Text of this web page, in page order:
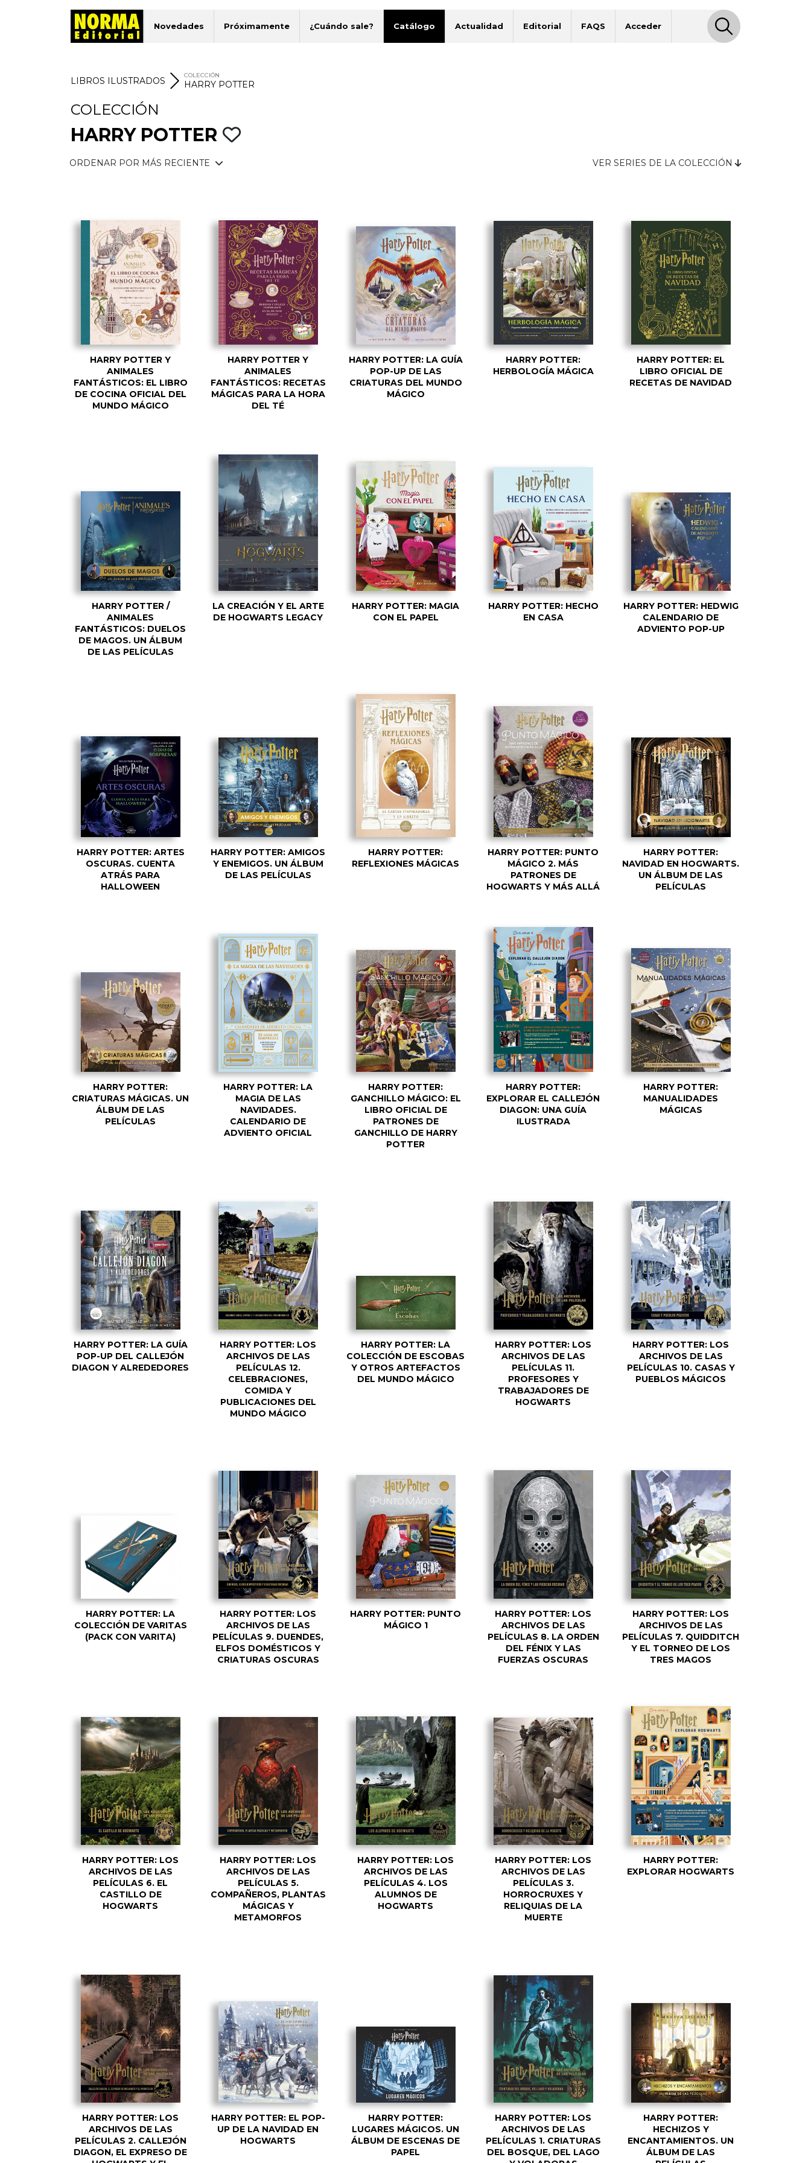
Novedades Próximamente ¿Cuándo sale? Catálogo Actualidad Editorial FAQS Acceder
LIBROS ILUSTRADOS
COLECCIÓN
HARRY POTTER
COLECCIÓN
HARRY POTTER
ORDENAR POR MÁS RECIENTE VER SERIES DE LA COLECCIÓN
HARRY POTTER Y
ANIMALES
FANTÁSTICOS: EL LIBRO
DE COCINA OFICIAL DEL
MUNDO MÁGICO
HARRY POTTER Y
ANIMALES
FANTÁSTICOS: RECETAS
MÁGICAS PARA LA HORA
DEL TÉ
HARRY POTTER: LA GUÍA
POP-UP DE LAS
CRIATURAS DEL MUNDO
MÁGICO
HARRY POTTER:
HERBOLOGÍA MÁGICA
HARRY POTTER: EL
LIBRO OFICIAL DE
RECETAS DE NAVIDAD
HARRY POTTER /
ANIMALES
FANTÁSTICOS: DUELOS
DE MAGOS. UN ÁLBUM
DE LAS PELÍCULAS
LA CREACIÓN Y EL ARTE
DE HOGWARTS LEGACY
HARRY POTTER: MAGIA
CON EL PAPEL
HARRY POTTER: HECHO
EN CASA
HARRY POTTER: HEDWIG
CALENDARIO DE
ADVIENTO POP-UP
HARRY POTTER: ARTES
OSCURAS. CUENTA
ATRÁS PARA
HALLOWEEN
HARRY POTTER: AMIGOS
Y ENEMIGOS. UN ÁLBUM
DE LAS PELÍCULAS
HARRY POTTER:
REFLEXIONES MÁGICAS
HARRY POTTER: PUNTO
MÁGICO 2. MÁS
PATRONES DE
HOGWARTS Y MÁS ALLÁ
HARRY POTTER:
NAVIDAD EN HOGWARTS.
UN ÁLBUM DE LAS
PELÍCULAS
HARRY POTTER:
CRIATURAS MÁGICAS. UN
ÁLBUM DE LAS
PELÍCULAS
HARRY POTTER: LA
MAGIA DE LAS
NAVIDADES.
CALENDARIO DE
ADVIENTO OFICIAL
HARRY POTTER:
GANCHILLO MÁGICO: EL
LIBRO OFICIAL DE
PATRONES DE
GANCHILLO DE HARRY
POTTER
HARRY POTTER:
EXPLORAR EL CALLEJÓN
DIAGON: UNA GUÍA
ILUSTRADA
HARRY POTTER:
MANUALIDADES
MÁGICAS
HARRY POTTER: LA GUÍA
POP-UP DEL CALLEJÓN
DIAGON Y ALREDEDORES
HARRY POTTER: LOS
ARCHIVOS DE LAS
PELÍCULAS 12.
CELEBRACIONES,
COMIDA Y
PUBLICACIONES DEL
MUNDO MÁGICO
HARRY POTTER: LA
COLECCIÓN DE ESCOBAS
Y OTROS ARTEFACTOS
DEL MUNDO MÁGICO
HARRY POTTER: LOS
ARCHIVOS DE LAS
PELÍCULAS 11.
PROFESORES Y
TRABAJADORES DE
HOGWARTS
HARRY POTTER: LOS
ARCHIVOS DE LAS
PELÍCULAS 10. CASAS Y
PUEBLOS MÁGICOS
HARRY POTTER: LA
COLECCIÓN DE VARITAS
(PACK CON VARITA)
HARRY POTTER: LOS
ARCHIVOS DE LAS
PELÍCULAS 9. DUENDES,
ELFOS DOMÉSTICOS Y
CRIATURAS OSCURAS
HARRY POTTER: PUNTO
MÁGICO 1
HARRY POTTER: LOS
ARCHIVOS DE LAS
PELÍCULAS 8. LA ORDEN
DEL FÉNIX Y LAS
FUERZAS OSCURAS
HARRY POTTER: LOS
ARCHIVOS DE LAS
PELÍCULAS 7. QUIDDITCH
Y EL TORNEO DE LOS
TRES MAGOS
HARRY POTTER: LOS
ARCHIVOS DE LAS
PELÍCULAS 6. EL
CASTILLO DE
HOGWARTS
HARRY POTTER: LOS
ARCHIVOS DE LAS
PELÍCULAS 5.
COMPAÑEROS, PLANTAS
MÁGICAS Y
METAMORFOS
HARRY POTTER: LOS
ARCHIVOS DE LAS
PELÍCULAS 4. LOS
ALUMNOS DE
HOGWARTS
HARRY POTTER: LOS
ARCHIVOS DE LAS
PELÍCULAS 3.
HORROCRUXES Y
RELIQUIAS DE LA
MUERTE
HARRY POTTER:
EXPLORAR HOGWARTS
HARRY POTTER: LOS
ARCHIVOS DE LAS
PELÍCULAS 2. CALLEJÓN
DIAGON, EL EXPRESO DE
HARRY POTTER: EL POP-
UP DE LA NAVIDAD EN
HOGWARTS
HARRY POTTER:
LUGARES MÁGICOS. UN
ÁLBUM DE ESCENAS DE
PAPEL
HARRY POTTER: LOS
ARCHIVOS DE LAS
PELÍCULAS 1. CRIATURAS
DEL BOSQUE, DEL LAGO
HARRY POTTER:
HECHIZOS Y
ENCANTAMIENTOS. UN
ÁLBUM DE LAS